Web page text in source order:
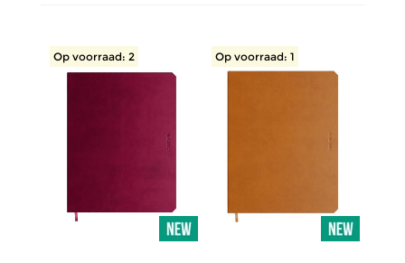
Op voorraad: 2 Op voorraad: 1